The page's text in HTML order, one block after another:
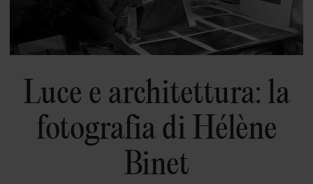
Luce e architettura: la
fotografia di Hélène
Binet